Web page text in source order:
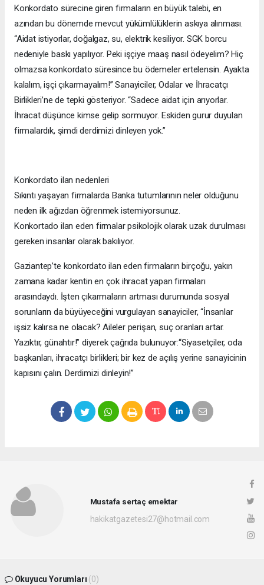
Konkordato sürecine giren firmaların en büyük talebi, en
azından bu dönemde mevcut yükümlülüklerin askıya alınması.
“Aidat istiyorlar, doğalgaz, su, elektrik kesiliyor. SGK borcu
nedeniyle baskı yapılıyor. Peki işçiye maaş nasıl ödeyelim? Hiç
olmazsa konkordato süresince bu ödemeler ertelensin. Ayakta
kalalım, işçi çıkarmayalım!” Sanayiciler, Odalar ve İhracatçı
Birlikleri’ne de tepki gösteriyor. “Sadece aidat için arıyorlar.
İhracat düşünce kimse gelip sormuyor. Eskiden gurur duyulan
firmalardık, şimdi derdimizi dinleyen yok.”
Konkordato ilan nedenleri
Sıkıntı yaşayan firmalarda Banka tutumlarının neler olduğunu
neden ilk ağızdan öğrenmek istemiyorsunuz.
Konkortado ilan eden firmalar psikolojik olarak uzak durulması
gereken insanlar olarak bakılıyor.
Gaziantep’te konkordato ilan eden firmaların birçoğu, yakın
zamana kadar kentin en çok ihracat yapan firmaları
arasındaydı. İşten çıkarmaların artması durumunda sosyal
sorunların da büyüyeceğini vurgulayan sanayiciler, “İnsanlar
işsiz kalırsa ne olacak? Aileler perişan, suç oranları artar.
Yazıktır, günahtır!” diyerek çağrıda bulunuyor:“Siyasetçiler, oda
başkanları, ihracatçı birlikleri; bir kez de açılış yerine sanayicinin
kapısını çalın. Derdimizi dinleyin!”
Mustafa sertaç emektar
hakikatgazetesi27@hotmail.com
Okuyucu Yorumları (0)